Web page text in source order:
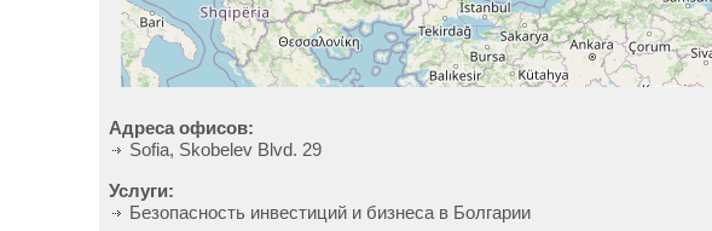
Адреса офисов:
Sofia, Skobelev Blvd. 29
Услуги:
Безопасность инвестиций и бизнеса в Болгарии